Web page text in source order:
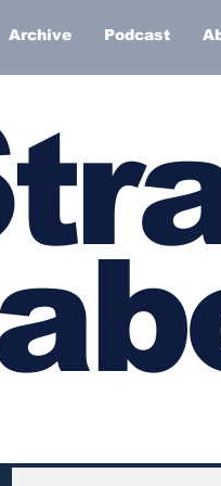
Archive Podcast